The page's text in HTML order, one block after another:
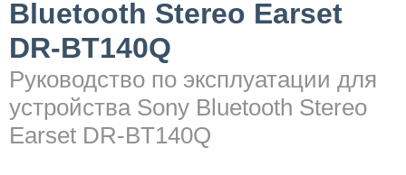
Bluetooth Stereo Earset
DR-BT140Q
Руководство по эксплуатации для
устройства Sony Bluetooth Stereo
Earset DR-BT140Q